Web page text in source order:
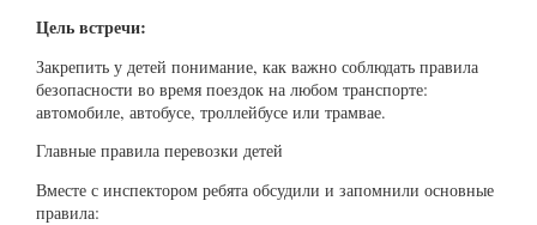
Цель встречи:
Закрепить у детей понимание, как важно соблюдать правила
безопасности во время поездок на любом транспорте:
автомобиле, автобусе, троллейбусе или трамвае.
Главные правила перевозки детей
Вместе с инспектором ребята обсудили и запомнили основные
правила: